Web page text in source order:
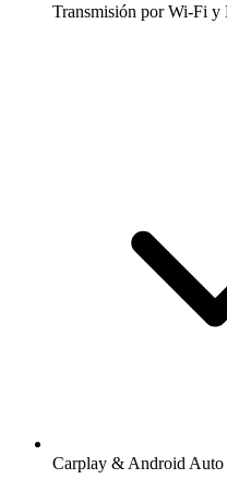
Transmisión por Wi-Fi y
Carplay & Android Auto